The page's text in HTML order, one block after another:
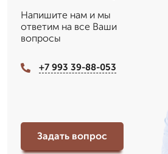
Напишите нам и мы
ответим на все Ваши
вопросы
+7 993 39-88-053
Задать вопрос